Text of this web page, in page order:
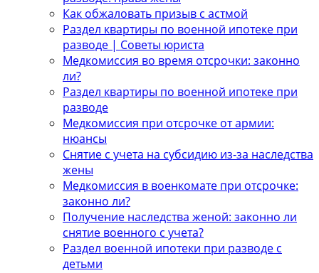
Как обжаловать призыв с астмой
Раздел квартиры по военной ипотеке при
разводе | Советы юриста
Медкомиссия во время отсрочки: законно
ли?
Раздел квартиры по военной ипотеке при
разводе
Медкомиссия при отсрочке от армии:
нюансы
Снятие с учета на субсидию из-за наследства
жены
Медкомиссия в военкомате при отсрочке:
законно ли?
Получение наследства женой: законно ли
снятие военного с учета?
Раздел военной ипотеки при разводе с
детьми